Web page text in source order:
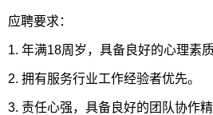
应聘要求：
1. 年满18周岁，具备良好的心理素
2. 拥有服务行业工作经验者优先。
3. 责任心强，具备良好的团队协作